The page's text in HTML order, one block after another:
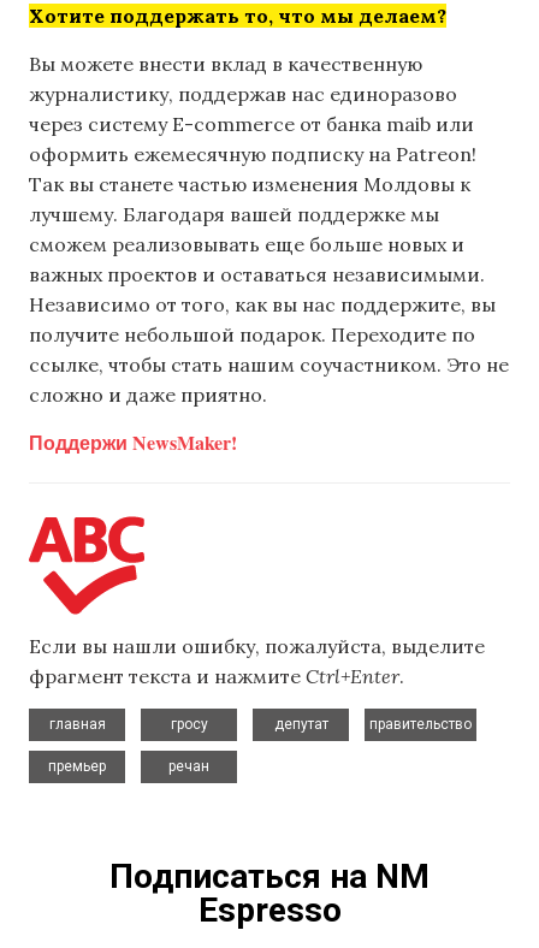
Хотите поддержать то, что мы делаем?
Вы можете внести вклад в качественную
журналистику, поддержав нас единоразово
через систему E-commerce от банка maib или
оформить ежемесячную подписку на Patreon!
Так вы станете частью изменения Молдовы к
лучшему. Благодаря вашей поддержке мы
сможем реализовывать еще больше новых и
важных проектов и оставаться независимыми.
Независимо от того, как вы нас поддержите, вы
получите небольшой подарок. Переходите по
ссылке, чтобы стать нашим соучастником. Это не
сложно и даже приятно.
Поддержи NewsMaker!
Если вы нашли ошибку, пожалуйста, выделите
фрагмент текста и нажмите Ctrl+Enter.
главная
гросу
депутат
правительство
премьер
речан
Подписаться на NM
Espresso